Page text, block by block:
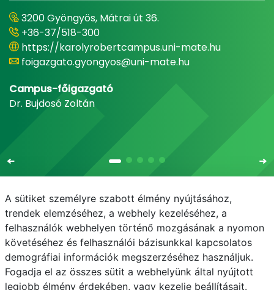
3200 Gyöngyös, Mátrai út 36.
+36-37/518-300
https://karolyrobertcampus.uni-mate.hu
foigazgato.gyongyos@uni-mate.hu
Campus-főigazgató
Dr. Bujdosó Zoltán
E-mail Telefonkönyv NEPTUN
E-learning
Adatvédelem
A sütiket személyre szabott élmény nyújtásához,
trendek elemzéséhez, a webhely kezeléséhez, a
felhasználók webhelyen történő mozgásának a nyomon
követéséhez és felhasználói bázisunkkal kapcsolatos
demográfiai információk megszerzéséhez használjuk.
Fogadja el az összes sütit a webhelyünk által nyújtott
legjobb élmény érdekében, vagy kezelje beállításait.